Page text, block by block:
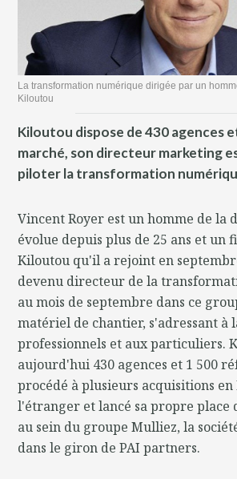
La transformation numérique dirigée par un
Kiloutou
Kiloutou dispose de 430 agences
marché, son directeur marketing
piloter la transformation
Vincent Royer est un homme de la
évolue depuis plus de 25 ans et un
Kiloutou qu'il a rejoint en
devenu directeur de la
au mois de septembre dans ce
matériel de chantier, s'adressant à
professionnels et aux particuliers.
aujourd'hui 430 agences et 1 500
procédé à plusieurs acquisitions en
l'étranger et lancé sa propre place
au sein du groupe Mulliez, la
dans le giron de PAI partners.